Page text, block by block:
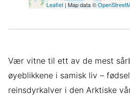
Leaflet | Map data ©
Vær vitne til ett av de mest
øyeblikkene i samisk liv –
reinsdyrkalver i den Arktiske